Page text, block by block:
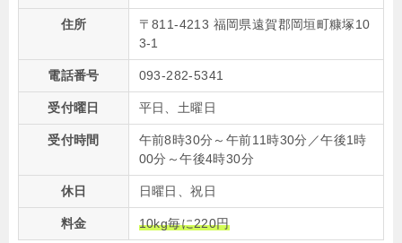
住所
〒811-4213 福岡県遠賀郡岡垣町糠塚10
3-1
電話番号 093-282-5341
受付曜日 平日、土曜日
受付時間
午前8時30分～午前11時30分／午後1時
00分～午後4時30分
休日 日曜日、祝日
料金 10kg毎に220円